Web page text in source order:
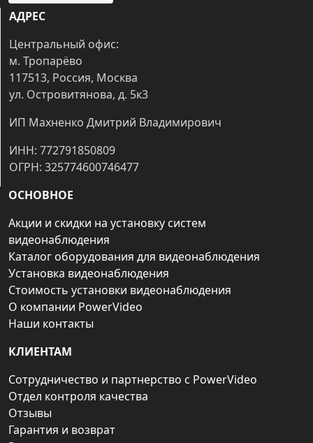
АДРЕС
Центральный офис:
м. Тропарёво
117513, Россия, Москва
ул. Островитянова, д. 5к3
ИП Махненко Дмитрий Владимирович
ИНН: 772791850809
ОГРН: 325774600746477
ОСНОВНОЕ
Акции и скидки на установку систем
видеонаблюдения
Каталог оборудования для видеонаблюдения
Установка видеонаблюдения
Стоимость установки видеонаблюдения
О компании PowerVideo
Наши контакты
КЛИЕНТАМ
Сотрудничество и партнерство с PowerVideo
Отдел контроля качества
Отзывы
Гарантия и возврат